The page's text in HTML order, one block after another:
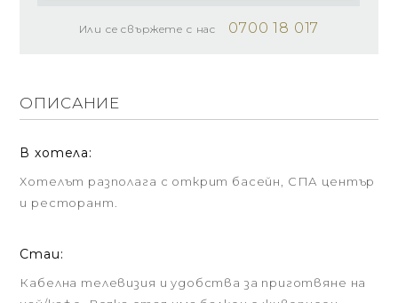
Или се свържете с нас 0700 18 017
ОПИСАНИЕ
В хотела:
Хотелът разполага с открит басейн, СПА център
и ресторант.
Стаи:
Кабелна телевизия и удобства за приготвяне на